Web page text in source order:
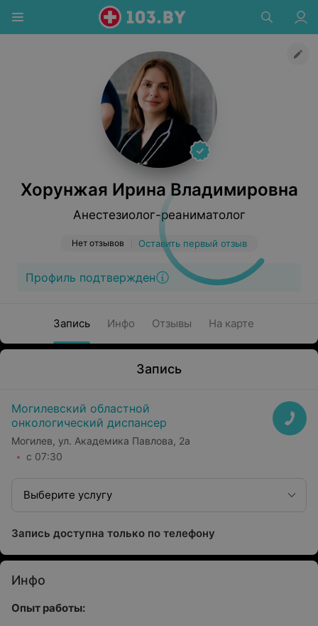
Хорунжая Ирина Владимировна
Анестезиолог-реаниматолог
Нет отзывов Оставить первый отзыв
Профиль подтвержден
Запись Инфо Отзывы На карте
Запись
Могилевский областной
онкологический диспансер
Могилев, ул. Академика Павлова, 2а
с 07:30
Выберите услугу
Запись доступна только по телефону
Инфо
Опыт работы: